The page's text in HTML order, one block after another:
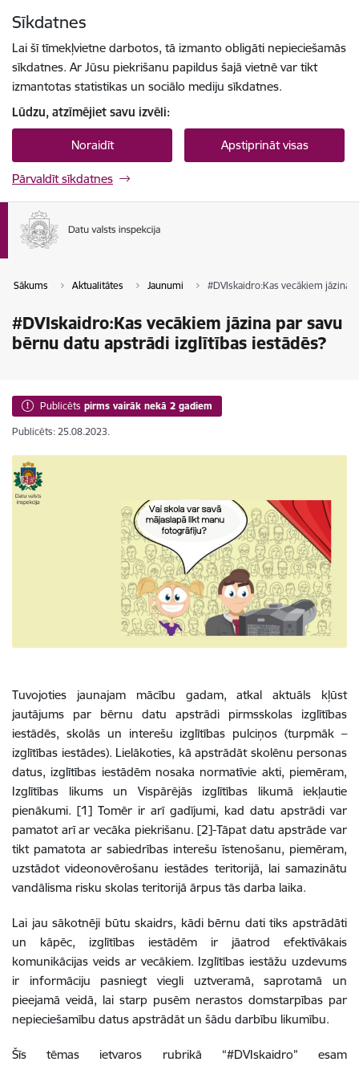
Sīkdatnes
Lai šī tīmekļvietne darbotos, tā izmanto obligāti nepieciešamās
sīkdatnes. Ar Jūsu piekrišanu papildus šajā vietnē var tikt
izmantotas statistikas un sociālo mediju sīkdatnes.
Lūdzu, atzīmējiet savu izvēli:
Noraidīt Apstiprināt visas
Pārvaldīt sīkdatnes
Sākums Aktualitātes Jaunumi #DVIskaidro:Kas vecākiem jāzina
#DVIskaidro:Kas vecākiem jāzina par savu
bērnu datu apstrādi izglītības iestādēs?
Publicēts pirms vairāk nekā 2 gadiem
Publicēts: 25.08.2023.
Tuvojoties jaunajam mācību gadam, atkal aktuāls kļūst
jautājums par bērnu datu apstrādi pirmsskolas izglītības
iestādēs, skolās un interešu izglītības pulciņos (turpmāk –
izglītības iestādes). Lielākoties, kā apstrādāt skolēnu personas
datus, izglītības iestādēm nosaka normatīvie akti, piemēram,
Izglītības likums un Vispārējās izglītības likumā iekļautie
pienākumi. [1] Tomēr ir arī gadījumi, kad datu apstrādi var
pamatot arī ar vecāka piekrišanu. [2] Tāpat datu apstrāde var
tikt pamatota ar sabiedrības interešu īstenošanu, piemēram,
uzstādot videonovērošanu iestādes teritorijā, lai samazinātu
vandālisma risku skolas teritorijā ārpus tās darba laika.
Lai jau sākotnēji būtu skaidrs, kādi bērnu dati tiks apstrādāti
un kāpēc, izglītības iestādēm ir jāatrod efektīvākais
komunikācijas veids ar vecākiem. Izglītības iestāžu uzdevums
ir informāciju pasniegt viegli uztveramā, saprotamā un
pieejamā veidā, lai starp pusēm nerastos domstarpības par
nepieciešamību datus apstrādāt un šādu darbību likumību.
Šīs tēmas ietvaros rubrikā “#DVIskaidro” esam